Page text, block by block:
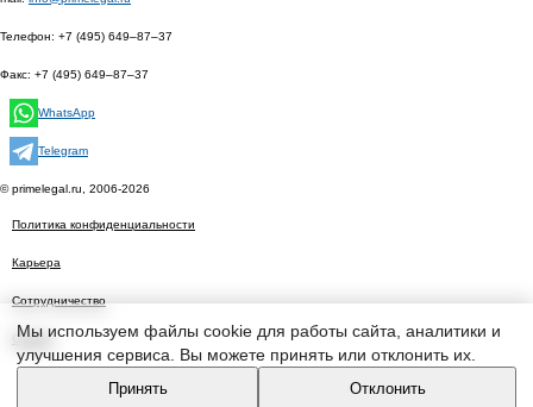
Телефон: +7 (495) 649–87–37
Факс: +7 (495) 649–87–37
WhatsApp
Telegram
© primelegal.ru, 2006-2026
Политика конфиденциальности
Карьера
Сотрудничество
Статьи
Мы используем файлы cookie для работы сайта, аналитики и
улучшения сервиса. Вы можете принять или отклонить их.
Принять Отклонить